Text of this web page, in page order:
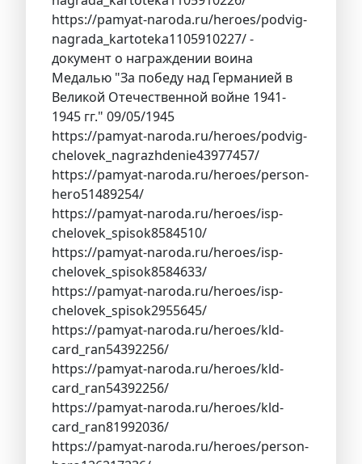
https://pamyat-naroda.ru/heroes/podvig-
nagrada_kartoteka1105910227/ -
документ о награждении воина
Медалью "За победу над Германией в
Великой Отечественной войне 1941-
1945 гг." 09/05/1945
https://pamyat-naroda.ru/heroes/podvig-
chelovek_nagrazhdenie43977457/
https://pamyat-naroda.ru/heroes/person-
hero51489254/
https://pamyat-naroda.ru/heroes/isp-
chelovek_spisok8584510/
https://pamyat-naroda.ru/heroes/isp-
chelovek_spisok8584633/
https://pamyat-naroda.ru/heroes/isp-
chelovek_spisok2955645/
https://pamyat-naroda.ru/heroes/kld-
card_ran54392256/
https://pamyat-naroda.ru/heroes/kld-
card_ran54392256/
https://pamyat-naroda.ru/heroes/kld-
card_ran81992036/
https://pamyat-naroda.ru/heroes/person-